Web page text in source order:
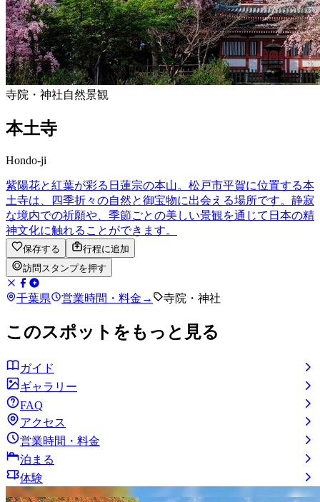
寺院・神社自然景観
本土寺
Hondo-ji
紫陽花と紅葉が彩る日蓮宗の本山。松戸市平賀に位置する本
土寺は、四季折々の自然と御宝物に出会える場所です。静寂
な境内での祈願や、季節ごとの美しい景観を通じて日本の精
神文化に触れることができます。
保存する
行程に追加
訪問スタンプを押す
千葉県 営業時間・料金 → 寺院・神社
このスポットをもっと見る
ガイド
ギャラリー
FAQ
アクセス
営業時間・料金
泊まる
体験